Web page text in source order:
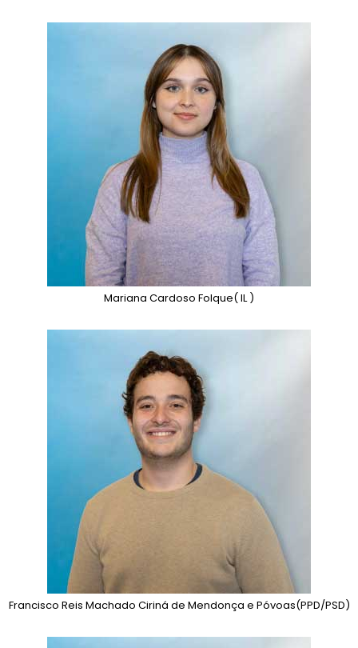
Mariana Cardoso Folque( IL )
Francisco Reis Machado Ciriná de Mendonça e Póvoas(PPD/PSD)